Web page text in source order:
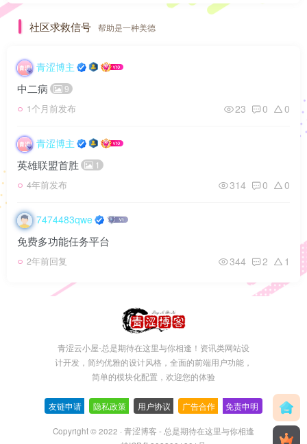
社区求救信号 帮助是一种美德
青涩博主
中二病 9
1个月前发布 23 0 0
青涩博主
英雄联盟首胜 1
4年前发布 314 0 0
7474483qwe
免费多功能任务平台
2年前回复 344 2 1
青涩云小屋-总是期待在这里与你相逢！资讯类网站设
计开发，简约优雅的设计风格，全面的前端用户功能，
简单的模块化配置，欢迎您的体验
友链申请 隐私政策 用户协议 广告合作 免责申明
Copyright © 2022 · 青涩博客 - 总是期待在这里与你相逢